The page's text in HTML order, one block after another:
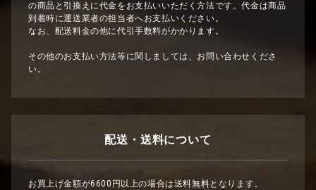
の商品と引換えに代金をお支払いいただく方法です。代金は商品
到着時に運送業者の担当者へお支払いください。
なお、配送料金の他に代引手数料がかかります。
その他のお支払い方法等に関しましては、お問い合わせくださ
い。
配送・送料について
お買上げ金額が6600円以上の場合は送料無料となります。